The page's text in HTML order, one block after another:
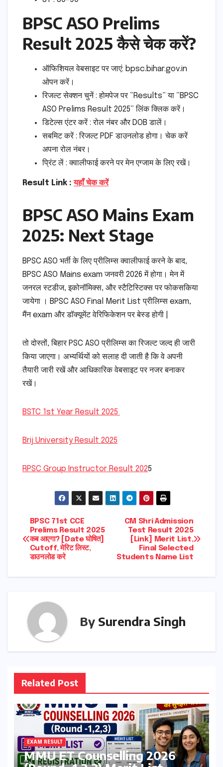
BPSC ASO Prelims
Result 2025 कैसे चेक करें?
ऑफिशियल वेबसाइट पर जाएं: bpsc.bihar.gov.in
ओपन करें।
रिजल्ट सेक्शन चुनें : होमपेज पर “Results” या “BPSC
ASO Prelims Result 2025” लिंक क्लिक करें।
डिटेल्स एंटर करें : रोल नंबर और DOB डालें।
सबमिट करें : रिजल्ट PDF डाउनलोड होगा। चेक करें
अपना रोल नंबर।
प्रिंट लें : क्वालीफाई करने पर मेन एग्जाम के लिए रखें।
Result Link :यहाँ चेक करें
BPSC ASO Mains Exam
2025: Next Stage
BPSC ASO भर्ती के लिए प्रीलिम्स क्वालीफाई करने के बाद,
BPSC ASO Mains exam जनवरी 2026 में होगा। मेन में
जनरल स्टडीज, इकोनॉमिक्स, और स्टैटिस्टिक्स पर फोकसकिया
जायेगा । BPSC ASO Final Merit List प्रीलिम्स exam,
मैंन exam और डॉक्यूमेंट वेरिफिकेशन पर बेस्ड होगी |
तो दोस्तों, बिहार PSC ASO प्रीलिम्स का रिजल्ट जल्द ही जारी
किया जाएगा। अभ्यर्थियों को सलाह दी जाती है कि वे अपनी
तैयारी जारी रखें और आधिकारिक वेबसाइट पर नजर बनाकर
रखें।
BSTC 1st Year Result 2025
Brij University Result 2025
RPSC Group Instructor Result 2025
Post
navigation
CM Shri Admission
Test Result 2025
[Link] Merit List,
Final Selected
Students Name List
BPSC 71st CCE
Prelims Result 2025
कब आएगा? [Date घोषित]
Cutoff, मेरिट लिस्ट,
डाउनलोड करे
By Surendra Singh
Related Post
EXAM RESULT
MMU ET Counselling 2026